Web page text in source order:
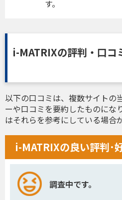
す。
i-MATRIXの評判・口コ
以下の口コミは、複数サイトの
ーや口コミを要約したものにな
はそれらを参考にしている場合
i-MATRIXの良い評判･
調査中です。